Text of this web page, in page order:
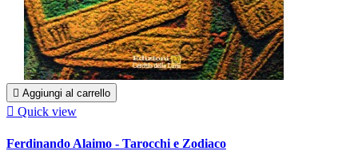
 Aggiungi al carrello
 Quick view
Ferdinando Alaimo - Tarocchi e Zodiaco